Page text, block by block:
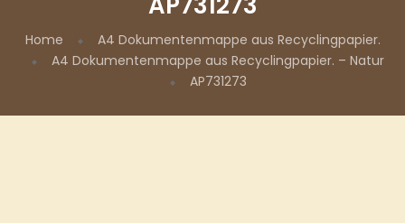
Home
A4 Dokumentenmappe aus Recyclingpapier.
A4 Dokumentenmappe aus Recyclingpapier. – Natur
AP731273